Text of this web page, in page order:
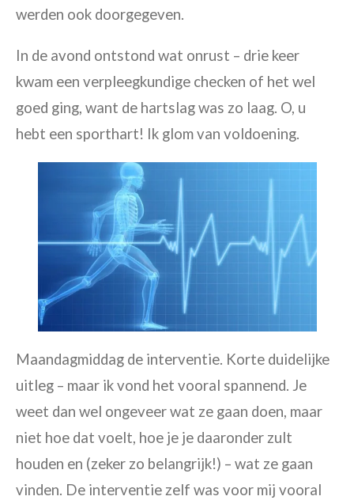
werden ook doorgegeven.
In de avond ontstond wat onrust – drie keer
kwam een verpleegkundige checken of het wel
goed ging, want de hartslag was zo laag. O, u
hebt een sporthart! Ik glom van voldoening.
Maandagmiddag de interventie. Korte duidelijke
uitleg – maar ik vond het vooral spannend. Je
weet dan wel ongeveer wat ze gaan doen, maar
niet hoe dat voelt, hoe je je daaronder zult
houden en (zeker zo belangrijk!) – wat ze gaan
vinden. De interventie zelf was voor mij vooral